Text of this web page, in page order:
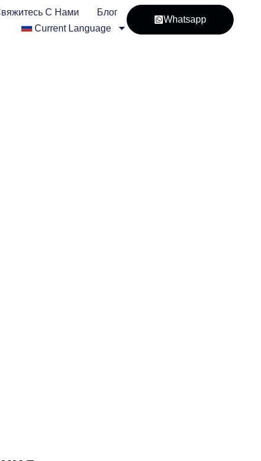
С Нами
Блог
Current Language
Whatsapp